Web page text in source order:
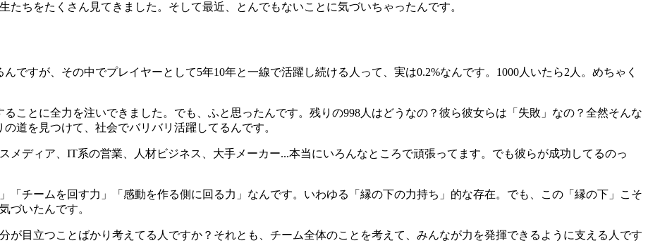
たちをたくさん見てきました。そして最近、とんでもないことに気づいちゃったんです。
ですが、その中でプレイヤーとして5年10年と一線で活躍し続ける人って、実は0.2%なんです。1000人いたら2人。めちゃく
ことに全力を注いできました。でも、ふと思ったんです。残りの998人はどうなの？彼ら彼女らは「失敗」なの？全然そんな
道を見つけて、社会でバリバリ活躍してるんです。
メディア、IT系の営業、人材ビジネス、大手メーカー...本当にいろんなところで頑張ってます。でも彼らが成功してるのっ
「チームを回す力」「感動を作る側に回る力」なんです。いわゆる「縁の下の力持ち」的な存在。でも、この「縁の下」こそ
づいたんです。
が目立つことばかり考えてる人ですか？それとも、チーム全体のことを考えて、みんなが力を発揮できるように支える人です